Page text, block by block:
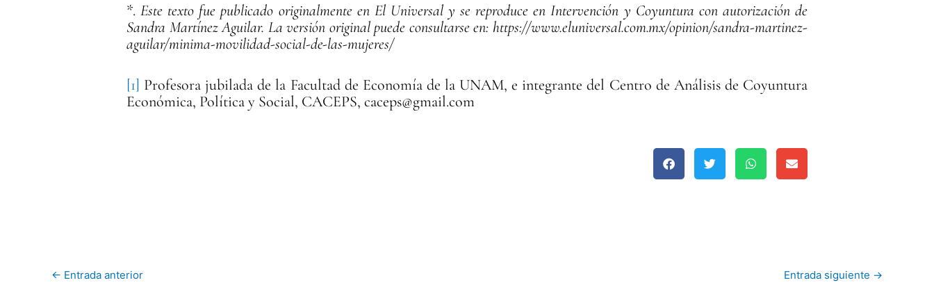
*.Este texto fue publicado originalmente en El Universal y se reproduce en Intervención y Coyuntura con autorización de
Sandra Martínez Aguilar. La versión original puede consultarse en: https://www.eluniversal.com.mx/opinion/sandra-martinez-
aguilar/minima-movilidad-social-de-las-mujeres/
[1] Profesora jubilada de la Facultad de Economía de la UNAM, e integrante del Centro de Análisis de Coyuntura
Económica, Política y Social, CACEPS, caceps@gmail.com
← Entrada anterior Entrada siguiente →